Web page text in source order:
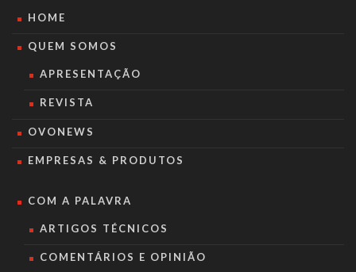
HOME
QUEM SOMOS
APRESENTAÇÃO
REVISTA
OVONEWS
EMPRESAS & PRODUTOS
COM A PALAVRA
ARTIGOS TÉCNICOS
COMENTÁRIOS E OPINIÃO